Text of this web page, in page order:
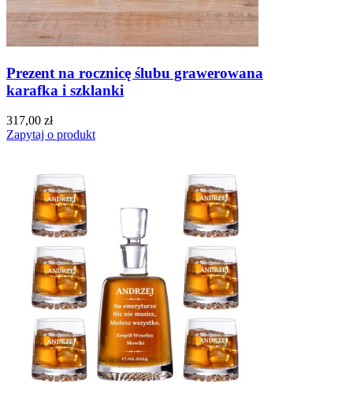
Prezent na rocznicę ślubu grawerowana
karafka i szklanki
317,00 zł
Zapytaj o produkt